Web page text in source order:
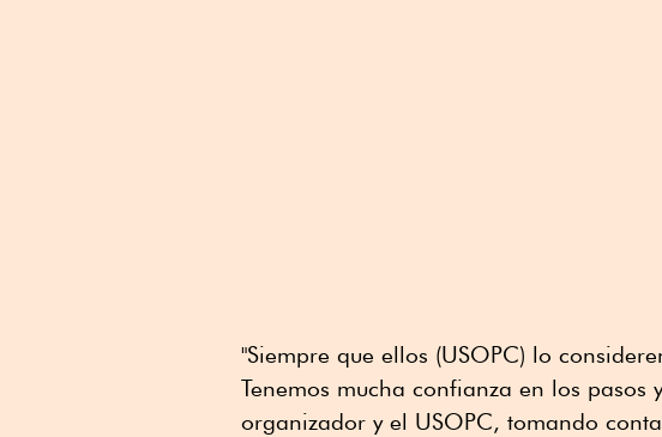
"Siempre que ellos (USOPC) lo
Tenemos mucha confianza en los pasos
organizador y el USOPC, tomando